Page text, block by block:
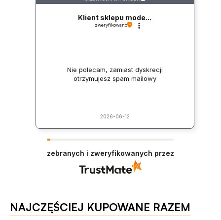
produktu z uszkodzona powierzchnia.
Klient sklepu mode...
zweryfikowano
Nie polecam, zamiast dyskrecji
otrzymujesz spam mailowy
2026-06-12
zebranych i zweryfikowanych przez
NAJCZĘŚCIEJ KUPOWANE RAZEM